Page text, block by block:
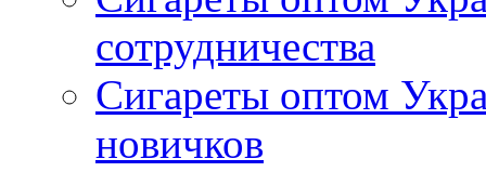
сотрудничества
Сигареты оптом
новичков